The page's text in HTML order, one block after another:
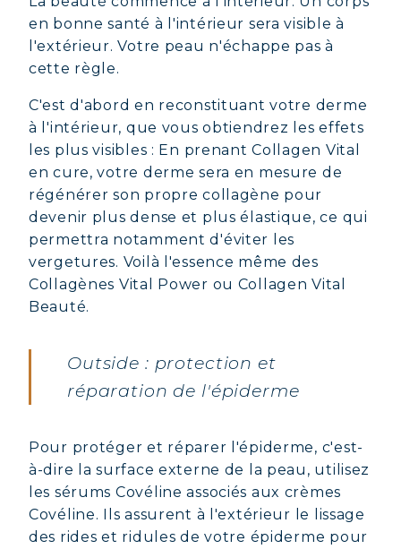
en bonne santé à l'intérieur sera visible à
l'extérieur. Votre peau n'échappe pas à
cette règle.
C'est d'abord en reconstituant votre derme
à l'intérieur, que vous obtiendrez les effets
les plus visibles : En prenant Collagen Vital
en cure, votre derme sera en mesure de
régénérer son propre collagène pour
devenir plus dense et plus élastique, ce qui
permettra notamment d'éviter les
vergetures. Voilà l'essence même des
Collagènes Vital Power ou Collagen Vital
Beauté.
Outside : protection et
réparation de l'épiderme
Pour protéger et réparer l'épiderme, c'est-
à-dire la surface externe de la peau, utilisez
les sérums Covéline associés aux crèmes
Covéline. Ils assurent à l'extérieur le lissage
des rides et ridules de votre épiderme pour